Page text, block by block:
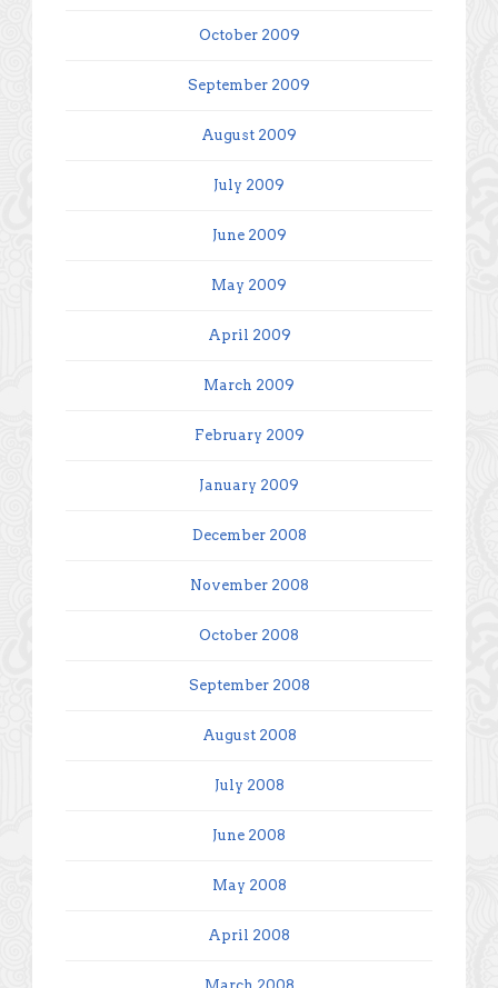
October 2009
September 2009
August 2009
July 2009
June 2009
May 2009
April 2009
March 2009
February 2009
January 2009
December 2008
November 2008
October 2008
September 2008
August 2008
July 2008
June 2008
May 2008
April 2008